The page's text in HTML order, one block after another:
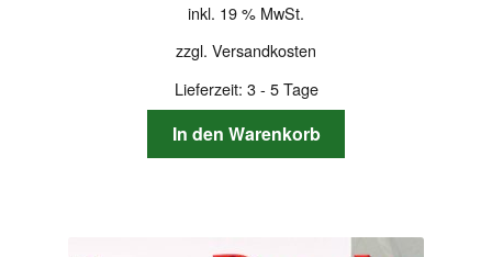
inkl. 19 % MwSt.
zzgl. Versandkosten
Lieferzeit: 3 - 5 Tage
In den Warenkorb